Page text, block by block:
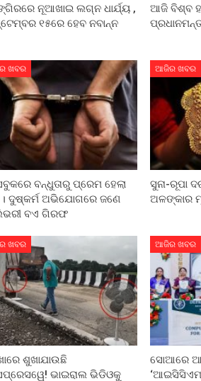
ନୂଆଖାଇ ଲଗ୍ନ ଧାର୍ଯ୍ୟ ,
୧୫ରେ ହେବ ନବାନ୍ନ
ଆଜି ବିଶ୍ବ
ଖବର
ବନ୍ଧୁତାରୁ ପ୍ରେମ ହେଲା
। ଦୁଷ୍କର୍ମ ଅଭିଯୋଗରେ ଜଣେ
ବଏ ଗିରଫ
ଆଜିର ଖବର
ସୁନା-ରୂପା
ଅଳଙ୍କାର
ଖବର
ଶୁଖାଯାଉଛି
ଭାଇରାଲ ଭିଡିଓକୁ
ଆଜିର ଖବର
ସୋଆରେ